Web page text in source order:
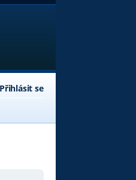
Přihlásit se